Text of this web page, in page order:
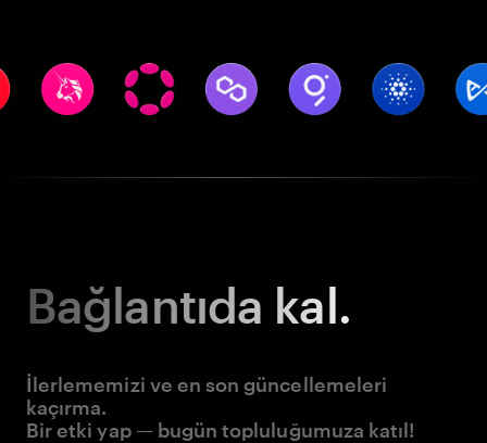
Bağlantıda kal.
İlerlememizi ve en son güncellemeleri
kaçırma.
Bir etki yap — bugün topluluğumuza katıl!